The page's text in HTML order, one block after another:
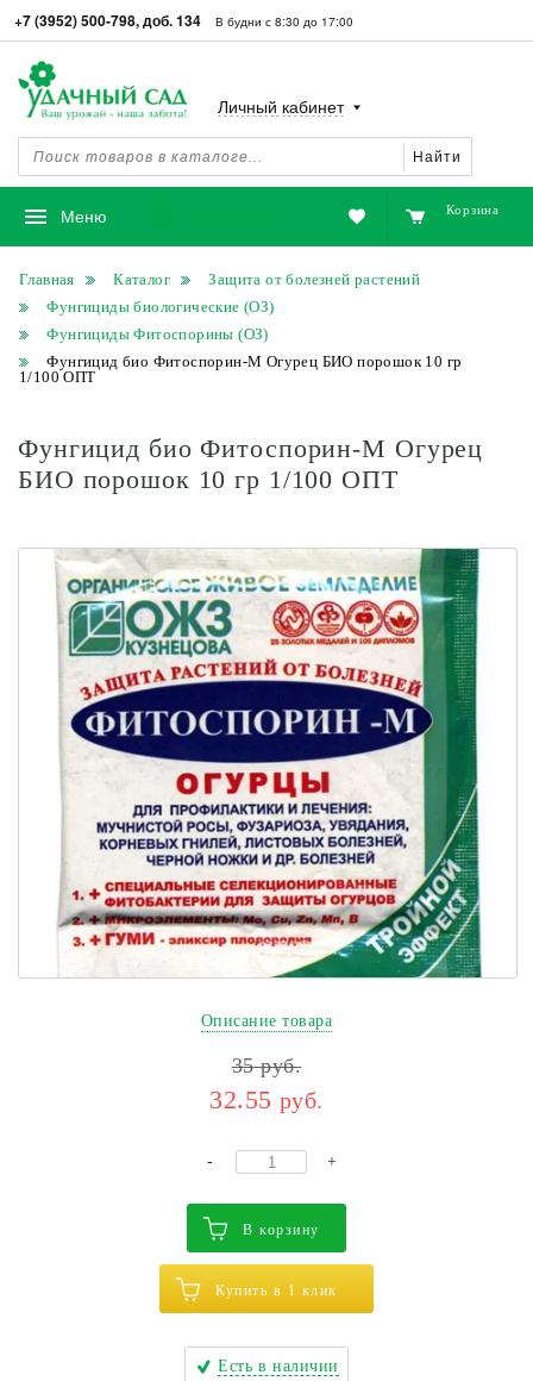
+7 (3952) 500-798, доб. 134 В будни с 8:30 до 17:00
Найти
Личный кабинет
Меню Корзина
Главная Каталог
Защита от болезней растений
Фунгициды биологические (ОЗ)
Фунгициды Фитоспорины (ОЗ)
Фунгицид био Фитоспорин-М Огурец БИО порошок 10 гр
1/100 ОПТ
Фунгицид био Фитоспорин-М Огурец
БИО порошок 10 гр 1/100 ОПТ
Описание товара
35руб.
32.55 руб.
- +
В корзину
Купить в 1 клик
Есть в наличии